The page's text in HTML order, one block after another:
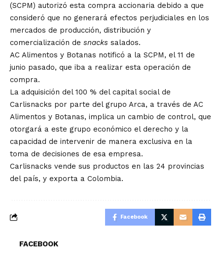
(SCPM) autorizó esta compra accionaria debido a que
consideró que no generará efectos perjudiciales en los
mercados de producción, distribución y
comercialización de snacks salados.
AC Alimentos y Botanas notificó a la SCPM, el 11 de
junio pasado, que iba a realizar esta operación de
compra.
La adquisición del 100 % del capital social de
Carlisnacks por parte del grupo Arca, a través de AC
Alimentos y Botanas, implica un cambio de control, que
otorgará a este grupo económico el derecho y la
capacidad de intervenir de manera exclusiva en la
toma de decisiones de esa empresa.
Carlisnacks vende sus productos en las 24 provincias
del país, y exporta a Colombia.
Facebook
FACEBOOK